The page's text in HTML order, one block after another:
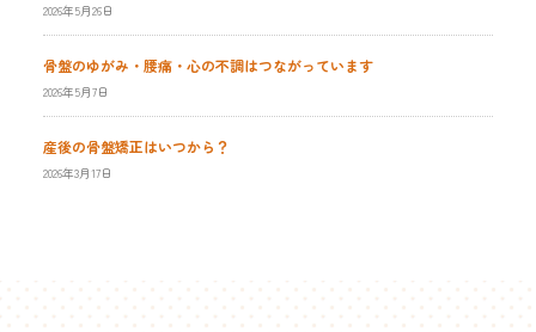
2026年5月26日
骨盤のゆがみ・腰痛・心の不調はつながっています
2026年5月7日
産後の骨盤矯正はいつから？
2026年3月17日